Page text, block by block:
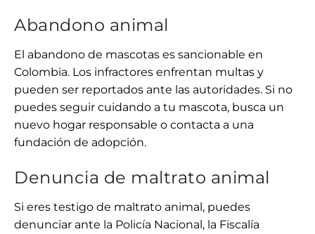
Abandono animal
El abandono de mascotas es sancionable en
Colombia. Los infractores enfrentan multas y
pueden ser reportados ante las autoridades. Si no
puedes seguir cuidando a tu mascota, busca un
nuevo hogar responsable o contacta a una
fundación de adopción.
Denuncia de maltrato animal
Si eres testigo de maltrato animal, puedes
denunciar ante la Policía Nacional, la Fiscalía